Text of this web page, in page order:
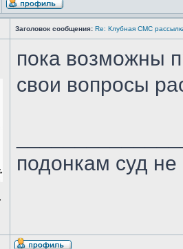
Заголовок сообщения: Re: Клубная СМС
пока возможны
свои вопросы
подонкам суд